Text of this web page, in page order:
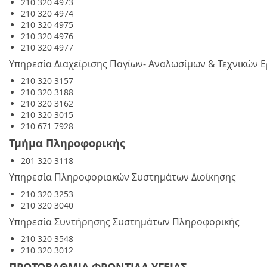
210 320 4974
210 320 4975
210 320 4976
210 320 4977
Υπηρεσία Διαχείρισης Παγίων- Αναλωσίμων & Τεχνικών
210 320 3157
210 320 3188
210 320 3162
210 320 3015
210 671 7928
Τμήμα Πληροφορικής
201 320 3118
Υπηρεσία Πληροφοριακών Συστημάτων Διοίκησης
210 320 3253
210 320 3040
Υπηρεσία Συντήρησης Συστημάτων Πληροφορικής
210 320 3548
210 320 3012